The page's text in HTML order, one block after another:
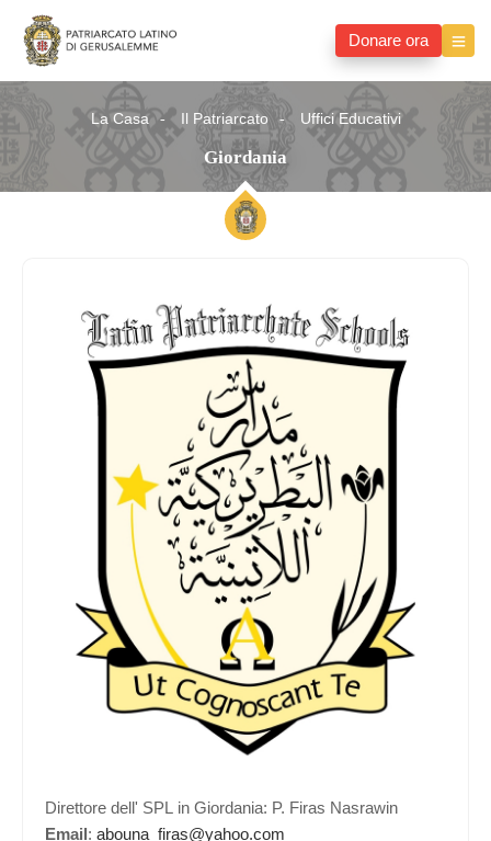
Donare ora
La Casa Il Patriarcato Uffici Educativi
Giordania
Direttore dell' SPL in Giordania: P. Firas Nasrawin